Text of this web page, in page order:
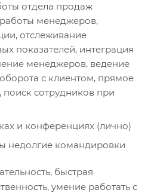
отдела продаж
менеджеров,
отслеживание
показателей, интеграция
менеджеров, ведение
с клиентом, прямое
поиск сотрудников при
и конференциях (лично)
недолгие командировки
быстрая
умение работать с